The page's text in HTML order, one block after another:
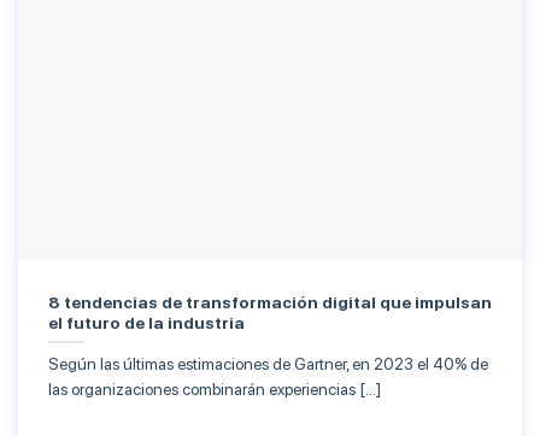
8 tendencias de transformación digital que impulsan
el futuro de la industria
Según las últimas estimaciones de Gartner, en 2023 el 40% de
las organizaciones combinarán experiencias […]